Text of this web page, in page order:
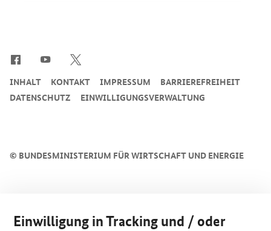
© BUNDESMINISTERIUM FÜR WIRTSCHAFT UND ENERGIE
INHALT KONTAKT IMPRESSUM
BARRIEREFREIHEIT
DATENSCHUTZ
EINWILLIGUNGSVERWALTUNG
Einwilligung in Tracking und / oder